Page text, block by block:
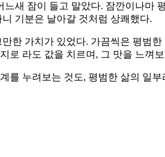
새 잠이 들고 말았다. 잠깐이나마
기분은 날아갈 것처럼 상쾌했다.
한 가치가 있었다. 가끔씩은 평범
로 라도 값을 치르며, 그 맛을 느껴
를 누려보는 것도, 평범한 삶의 일